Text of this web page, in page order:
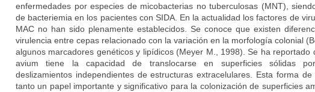
enfermedades por especies de micobacterias no tuberculosas (MNT),
de bacteriemia en los pacientes con SIDA. En la actualidad los factores de
MAC no han sido plenamente establecidos. Se conoce que existen
virulencia entre cepas relacionado con la variación en la morfología colonial
algunos marcadores genéticos y lipídicos (Meyer M., 1998). Se ha reportado
avium tiene la capacidad de translocarse en superficies sólidas
deslizamientos independientes de estructuras extracelulares. Esta forma
tanto un papel importante y significativo para la colonización de superficies